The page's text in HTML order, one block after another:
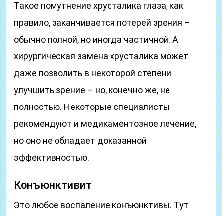
Такое помутнение хрусталика глаза, как
правило, заканчивается потерей зрения –
обычно полной, но иногда частичной. А
хирургическая замена хрусталика может
даже позволить в некоторой степени
улучшить зрение – но, конечно же, не
полностью. Некоторые специалисты
рекомендуют и медикаментозное лечение,
но оно не обладает доказанной
эффективностью.
Конъюнктивит
Это любое воспаление конъюнктивы. Тут